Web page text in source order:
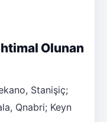
Olunan
Stanişiç;
Qnabri; Keyn